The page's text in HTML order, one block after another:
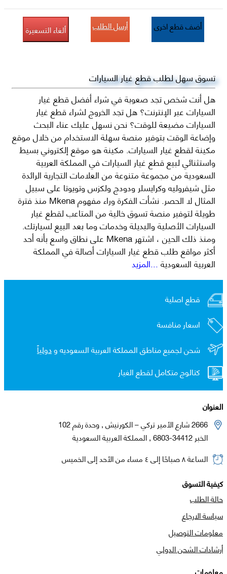
أضف قطع اخرى أرسل الطلب ألغاء التسعيرة
تسوق سهل لطلب قطع غيار السيارات
هل أنت شخص تجد صعوبة في شراء أفضل قطع غيار
السيارات عبر الإنترنت؟ هل تجد الخروج لشراء قطع غيار
السيارات مضيعة للوقت؟ نحن نسهل عليك عناء البحث
وإضاعة الوقت بتوفير منصة سهلة الاستخدام من خلال موقع
مكينة لقطع غيار السيارات. مكينة هو موقع إلكتروني بسيط
واستثنائي لبيع قطع غيار السيارات في المملكة العربية
السعودية من مجموعة متنوعة من العلامات التجارية الرائدة
مثل شيفروليه وكرايسلر ودودج ولكزس وتويوتا على سبيل
المثال لا الحصر. نشأت الفكرة وراء مفهوم Mkena منذ فترة
طويلة لتوفير منصة تسوق خالية من المتاعب لقطع غيار
السيارات الأصلية والبديلة وخدمات وما بعد البيع لسيارتك.
ومنذ ذلك الحين ، اشتهر Mkena على نطاق واسع بأنه أحد
أكثر مواقع طلب قطع غيار السيارات أصالة في المملكة
العربية السعودية...المزيد
قطع اصلية
اسعار منافسة
شحن لجميع مناطق المملكة العربية السعوديه ودولياً
كتالوج متكامل لقطع الغيار
العنوان
2666 شارع الأمير تركي – الكورنيش , وحدة رقم 102
الخبر 34412-6803 , المملكة العربية السعودية
الساعة ٨ صباحًا إلى ٤ مساء من الأحد إلى الخميس
كيفية التسوق
حالة الطلب
سياسة الارجاع
معلومات التوصيل
أرشادات الشحن الدولي